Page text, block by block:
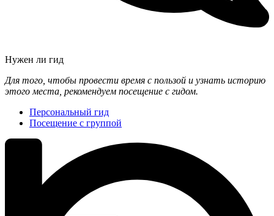
Нужен ли гид
Для того, чтобы провести время с пользой и узнать историю
этого места, рекомендуем посещение с гидом.
Персональный гид
Посещение с группой